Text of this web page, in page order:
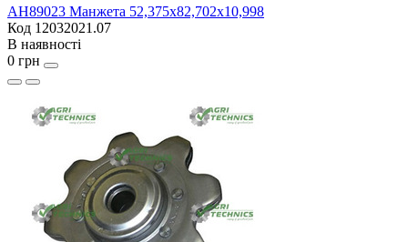
AH89023 Манжета 52,375х82,702х10,998
Код 12032021.07
В наявності
0 грн